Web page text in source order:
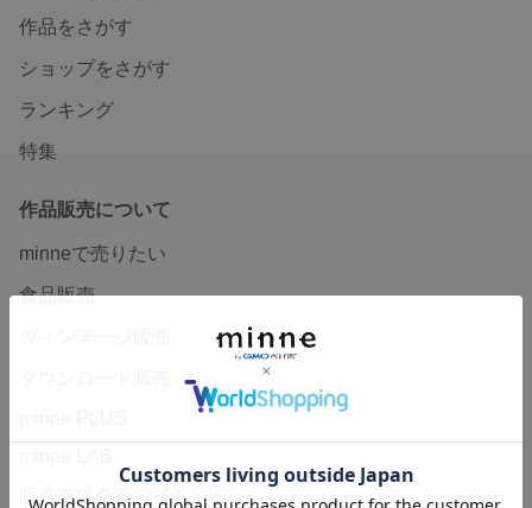
作品をさがす
ショップをさがす
ランキング
特集
作品販売について
minneで売りたい
食品販売
販売支援企画・イベント